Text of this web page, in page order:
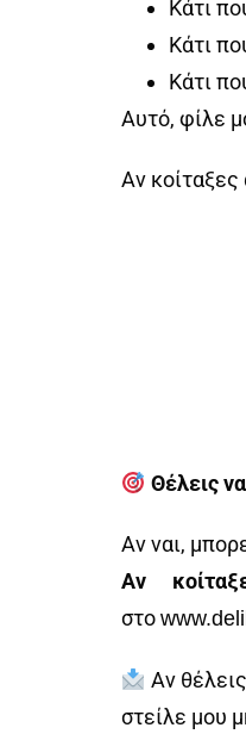
Κάτι
Κάτι
Κάτι
Αυτό, φίλε
Αν
Θέλεις
Αν ναι,
Αν
στο
Αν
στείλε μου